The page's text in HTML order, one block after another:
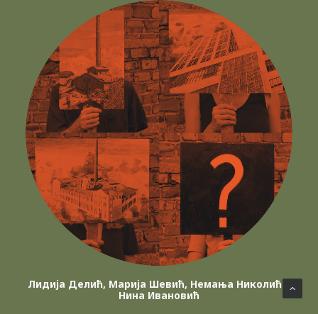
Лидија Делић, Марија Шевић, Немања Николић и
Нина Ивановић